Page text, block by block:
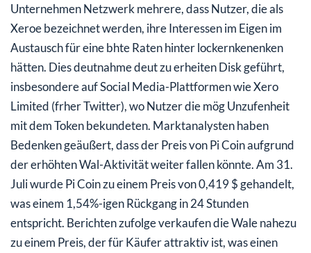
Unternehmen Netzwerk mehrere, dass Nutzer, die als
Xeroe bezeichnet werden, ihre Interessen im Eigen im
Austausch für eine bhte Raten hinter lockernkenenken
hätten. Dies deutnahme deut zu erheiten Disk geführt,
insbesondere auf Social Media-Plattformen wie Xero
Limited (frher Twitter), wo Nutzer die mög Unzufenheit
mit dem Token bekundeten. Marktanalysten haben
Bedenken geäußert, dass der Preis von Pi Coin aufgrund
der erhöhten Wal-Aktivität weiter fallen könnte. Am 31.
Juli wurde Pi Coin zu einem Preis von 0,419 $ gehandelt,
was einem 1,54%-igen Rückgang in 24 Stunden
entspricht. Berichten zufolge verkaufen die Wale nahezu
zu einem Preis, der für Käufer attraktiv ist, was einen